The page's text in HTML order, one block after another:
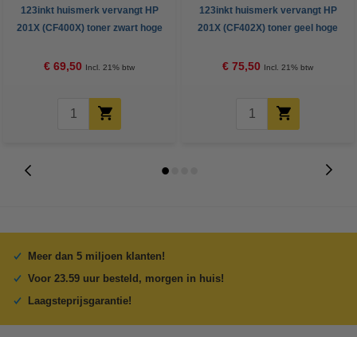
123inkt huismerk vervangt HP
201X (CF400X) toner zwart hoge
€ 69,50 Incl. 21% btw
123inkt huismerk vervangt HP
201X (CF402X) toner geel hoge
€ 75,50 Incl. 21% btw
Meer dan 5 miljoen klanten!
Voor 23.59 uur besteld, morgen in huis!
Laagsteprijsgarantie!